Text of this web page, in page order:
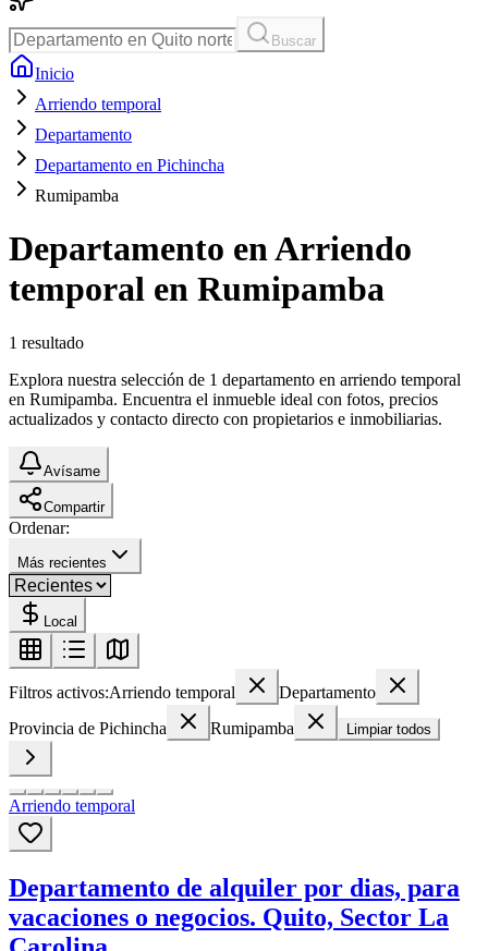
Buscar
Inicio
Arriendo temporal
Departamento
Departamento en Pichincha
Rumipamba
Departamento en Arriendo
temporal en Rumipamba
1 resultado
Explora nuestra selección de 1 departamento en arriendo temporal
en Rumipamba. Encuentra el inmueble ideal con fotos, precios
actualizados y contacto directo con propietarios e inmobiliarias.
Avísame
Compartir
Ordenar:
Más recientes
Local
Filtros activos:Arriendo temporal
Departamento
Provincia de Pichincha
Rumipamba Limpiar todos
Arriendo temporal
Departamento de alquiler por dias, para
vacaciones o negocios. Quito, Sector La